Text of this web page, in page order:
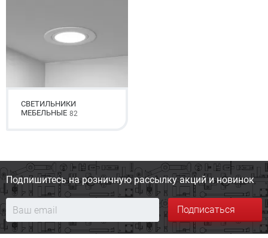
СВЕТИЛЬНИКИ
МЕБЕЛЬНЫЕ 82
Подпишитесь на розничную рассылку акций и новинок
Подписаться